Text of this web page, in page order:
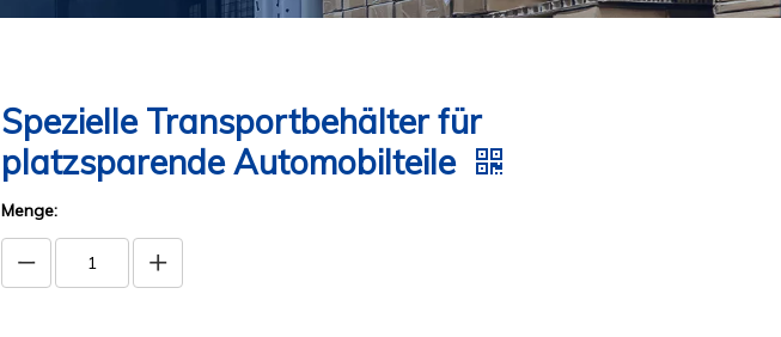
Spezielle Transportbehälter für
platzsparende Automobilteile
Menge: